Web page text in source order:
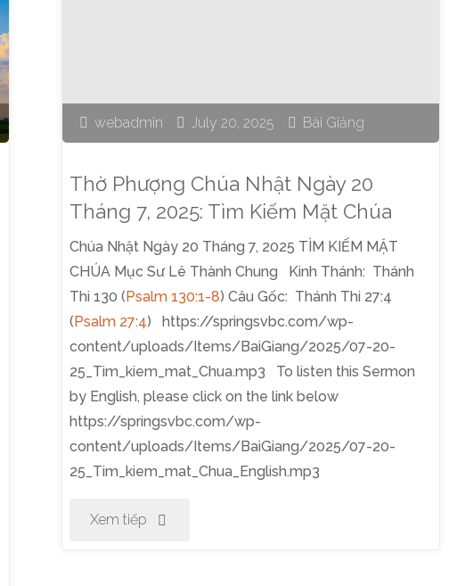
webadmin July 20, 2025 Bài Giảng
Thờ Phượng Chúa Nhật Ngày 20
Tháng 7, 2025: Tìm Kiếm Mặt Chúa
Chúa Nhật Ngày 20 Tháng 7, 2025 TÌM KIẾM MẶT
CHÚA Mục Sư Lê Thành Chung Kinh Thánh: Thánh
Thi 130 ( Psalm 130:1-8) Câu Gốc: Thánh Thi 27:4
( Psalm 27:4) https://springsvbc.com/wp-
content/uploads/Items/BaiGiang/2025/07-20-
25_Tim_kiem_mat_Chua.mp3 To listen this Sermon
by English, please click on the link below
https://springsvbc.com/wp-
content/uploads/Items/BaiGiang/2025/07-20-
25_Tim_kiem_mat_Chua_English.mp3
Xem tiếp "Thờ